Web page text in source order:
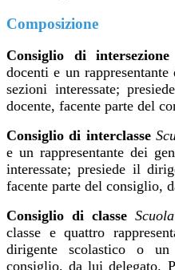
Composizione
Consiglio di intersezione
docenti e un
sezioni interessate;
docente, facente parte del
Consiglio di interclasse
e un rappresentante dei
interessate; presiede il
facente parte del consiglio,
Consiglio di classe
classe e quattro
dirigente scolastico o
consiglio, da lui delegato.